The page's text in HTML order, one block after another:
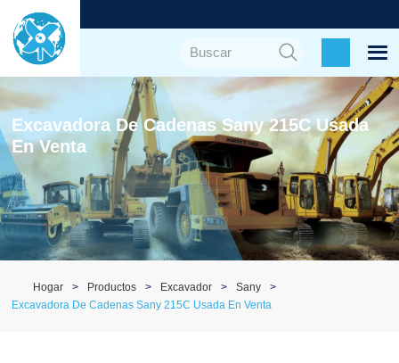
Excavadora De Cadenas Sany 215C Usada
En Venta
Hogar Productos Excavador
Sany
Excavadora De Cadenas Sany 215C Usada En Venta